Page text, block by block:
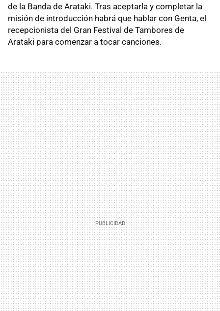
de la Banda de Arataki. Tras aceptarla y completar la
misión de introducción habrá que hablar con Genta, el
recepcionista del Gran Festival de Tambores de
Arataki para comenzar a tocar canciones.